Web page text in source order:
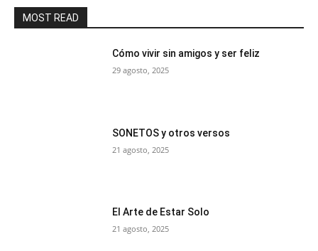
MOST READ
Cómo vivir sin amigos y ser feliz
29 agosto, 2025
SONETOS y otros versos
21 agosto, 2025
El Arte de Estar Solo
21 agosto, 2025